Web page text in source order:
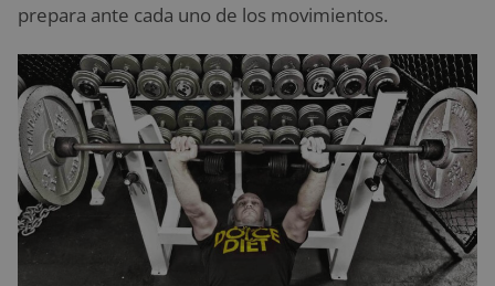
prepara ante cada uno de los movimientos.